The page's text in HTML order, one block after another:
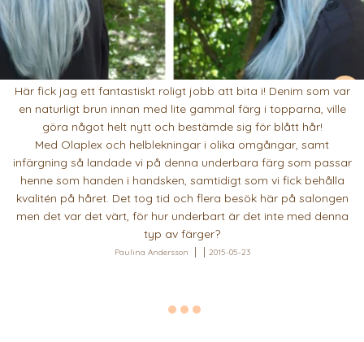
Här fick jag ett fantastiskt roligt jobb att bita i! Denim som var
en naturligt brun innan med lite gammal färg i topparna, ville
göra något helt nytt och bestämde sig för blått hår!
Med Olaplex och helblekningar i olika omgångar, samt
infärgning så landade vi på denna underbara färg som passar
henne som handen i handsken, samtidigt som vi fick behålla
kvalitén på håret. Det tog tid och flera besök här på salongen
men det var det värt, för hur underbart är det inte med denna
typ av färger?
Paulina Andersson 2015-05-23